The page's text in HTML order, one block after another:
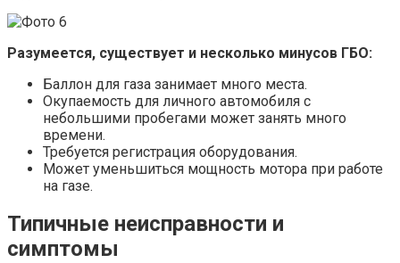
Разумеется, существует и несколько минусов ГБО:
Баллон для газа занимает много места.
Окупаемость для личного автомобиля с
небольшими пробегами может занять много
времени.
Требуется регистрация оборудования.
Может уменьшиться мощность мотора при работе
на газе.
Типичные неисправности и
симптомы